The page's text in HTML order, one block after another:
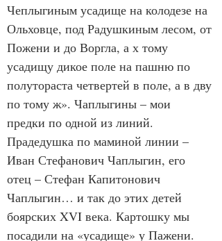
Чеплыгиным усадище на колодезе на
Ольховце, под Радушкиным лесом, от
Пожени и до Воргла, а х тому
усадищу дикое поле на пашню по
полутораста четвертей в поле, а в дву
по тому ж». Чаплыгины – мои
предки по одной из линий.
Прадедушка по маминой линии –
Иван Стефанович Чаплыгин, его
отец – Стефан Капитонович
Чаплыгин… и так до этих детей
боярских XVI века. Картошку мы
посадили на «усадище» у Пажени.